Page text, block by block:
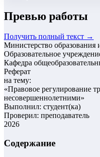
Превью работы
Получить полный текст →
Министерство образования
Образовательное
Кафедра
Реферат
на тему:
«Правовое регулирование
несовершеннолетними»
Выполнил: студент(ка)
Проверил: преподаватель
2026
Содержание